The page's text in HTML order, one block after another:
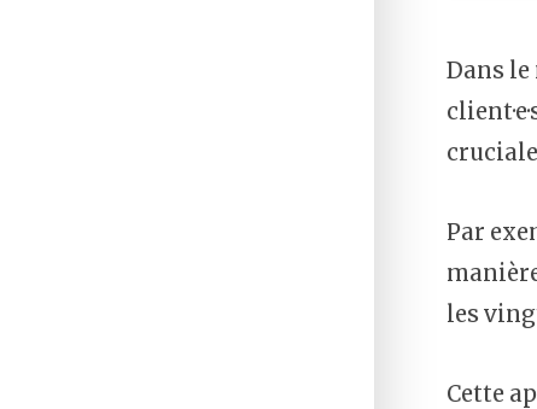
Dans
Par
les
Cette